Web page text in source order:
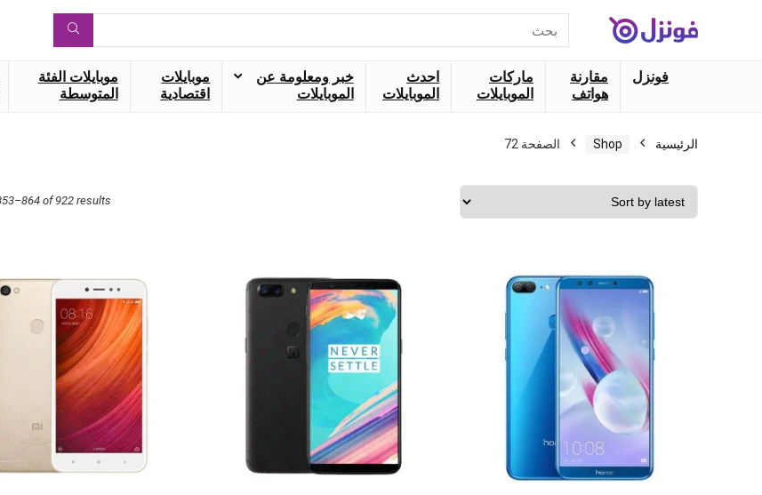
عن:
فونزل
مقارنة
هواتف
ماركات
الموبايلات
احدث
الموبايلات
خبر ومعلومة عن
الموبايلات
موبايلات
اقتصادية
موبايلات الفئة
المتوسطة
الرئيسية Shop الصفحة 72
of 922 results